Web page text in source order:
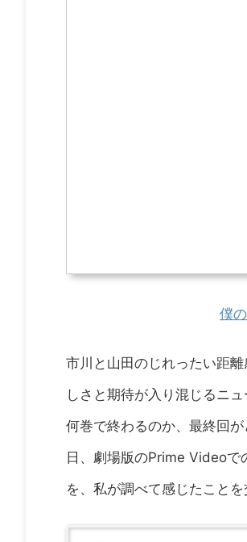
僕
市川と山田のじれったい距
しさと期待が入り混じるニ
何巻で終わるのか、最終回
日、劇場版のPrime Videoで
を、私が調べて感じたこと